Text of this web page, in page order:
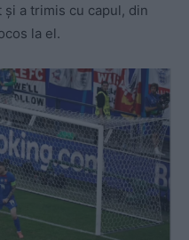
a trimis cu capul, din
la el.